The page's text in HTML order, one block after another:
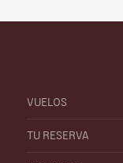
VUELOS
TU RESERVA